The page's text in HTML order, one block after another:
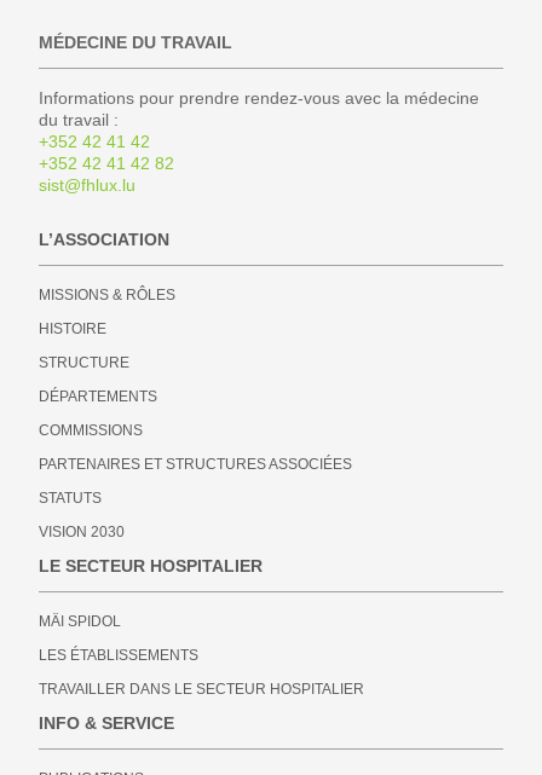
MÉDECINE DU TRAVAIL
Informations pour prendre rendez-vous avec la médecine
du travail :
+352 42 41 42
+352 42 41 42 82
sist@fhlux.lu
L’ASSOCIATION
MISSIONS & RÔLES
HISTOIRE
STRUCTURE
DÉPARTEMENTS
COMMISSIONS
PARTENAIRES ET STRUCTURES ASSOCIÉES
STATUTS
VISION 2030
LE SECTEUR HOSPITALIER
MÄI SPIDOL
LES ÉTABLISSEMENTS
TRAVAILLER DANS LE SECTEUR HOSPITALIER
INFO & SERVICE